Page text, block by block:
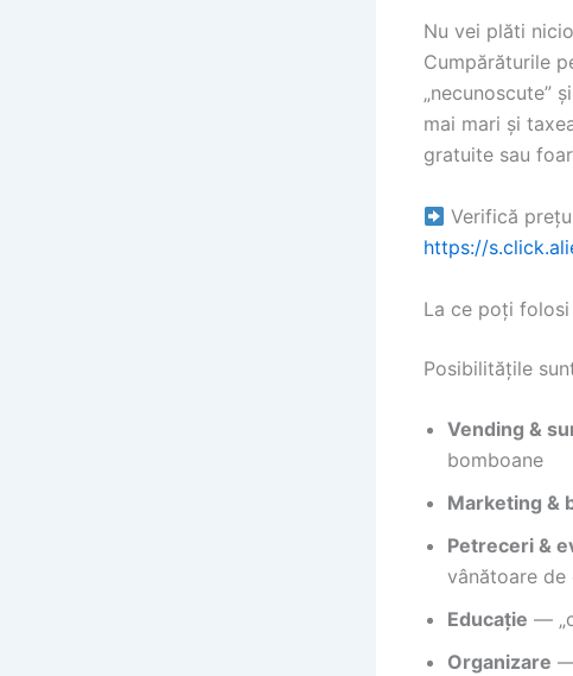
Nu vei plăti
Cumpărăturile
„necunoscute”
mai mari și
gratuite sau
Verifică
https://
La ce poți
Posibilitățile
Vending &
bomboane
Marketing &
Petreceri &
vânătoare de
Educație —
Organizare —